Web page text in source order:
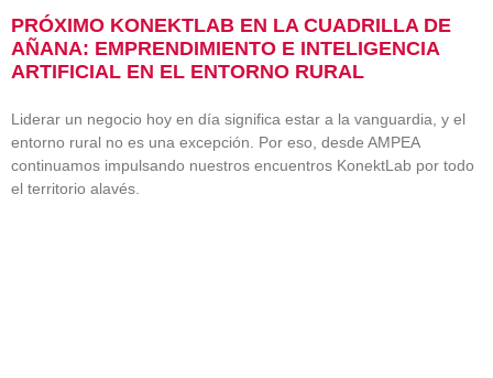
PRÓXIMO KONEKTLAB EN LA CUADRILLA DE
AÑANA: EMPRENDIMIENTO E INTELIGENCIA
ARTIFICIAL EN EL ENTORNO RURAL
Liderar un negocio hoy en día significa estar a la vanguardia, y el
entorno rural no es una excepción. Por eso, desde AMPEA
continuamos impulsando nuestros encuentros KonektLab por todo
el territorio alavés.